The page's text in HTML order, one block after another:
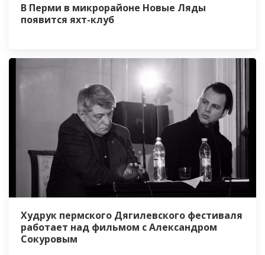
В Перми в микрорайоне Новые Ляды
появится яхт-клуб
Худрук пермского Дягилевского фестиваля
работает над фильмом с Александром
Сокуровым